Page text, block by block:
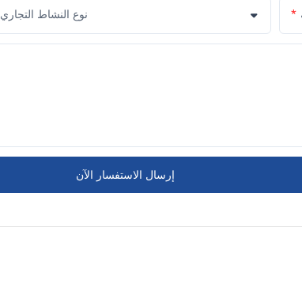
نوع النشاط التجاري
إرسال الاستفسار الآن